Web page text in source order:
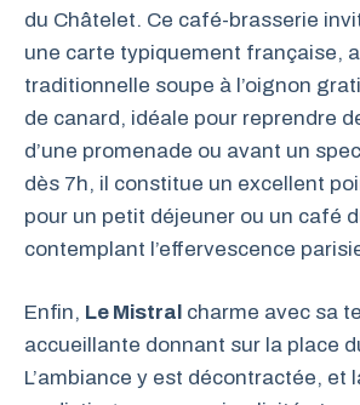
du Châtelet. Ce café-brasserie
une carte typiquement française,
traditionnelle soupe à l’oignon
de canard, idéale pour reprendre
d’une promenade ou avant un
dès 7h, il constitue un excellent
pour un petit déjeuner ou un café
contemplant l’effervescence
Enfin, Le Mistral charme avec sa
accueillante donnant sur la place
L’ambiance y est décontractée, et